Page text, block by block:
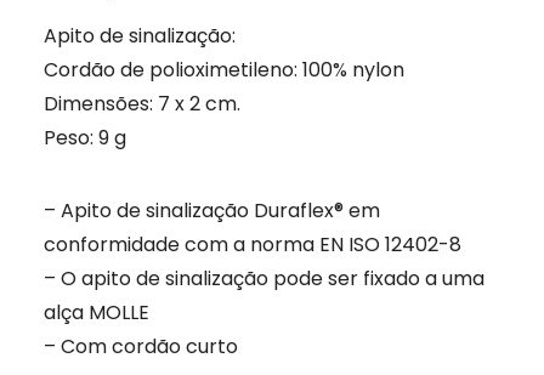
Apito de sinalização:
Cordão de polioximetileno: 100% nylon
Dimensões: 7 x 2 cm.
Peso: 9 g
– Apito de sinalização Duraflex® em
conformidade com a norma EN ISO 12402-8
– O apito de sinalização pode ser fixado a uma
alça MOLLE
– Com cordão curto